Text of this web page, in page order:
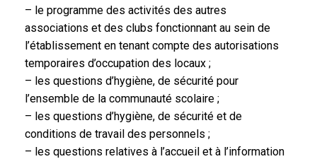
– le programme des activités des autres
associations et des clubs fonctionnant au sein de
l’établissement en tenant compte des autorisations
temporaires d’occupation des locaux ;
– les questions d’hygiène, de sécurité pour
l’ensemble de la communauté scolaire ;
– les questions d’hygiène, de sécurité et de
conditions de travail des personnels ;
– les questions relatives à l’accueil et à l’information